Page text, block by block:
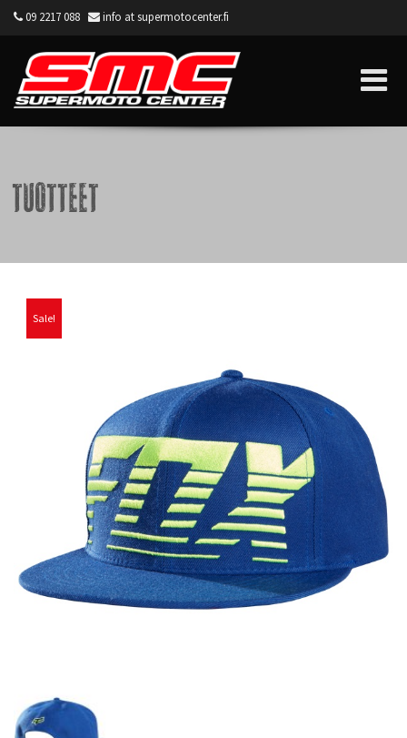
09 2217 088 info at supermotocenter.fi
Tuotteet
Sale!